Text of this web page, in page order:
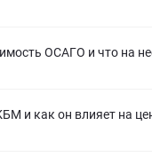
ОСАГО и что на
и как он влияет на